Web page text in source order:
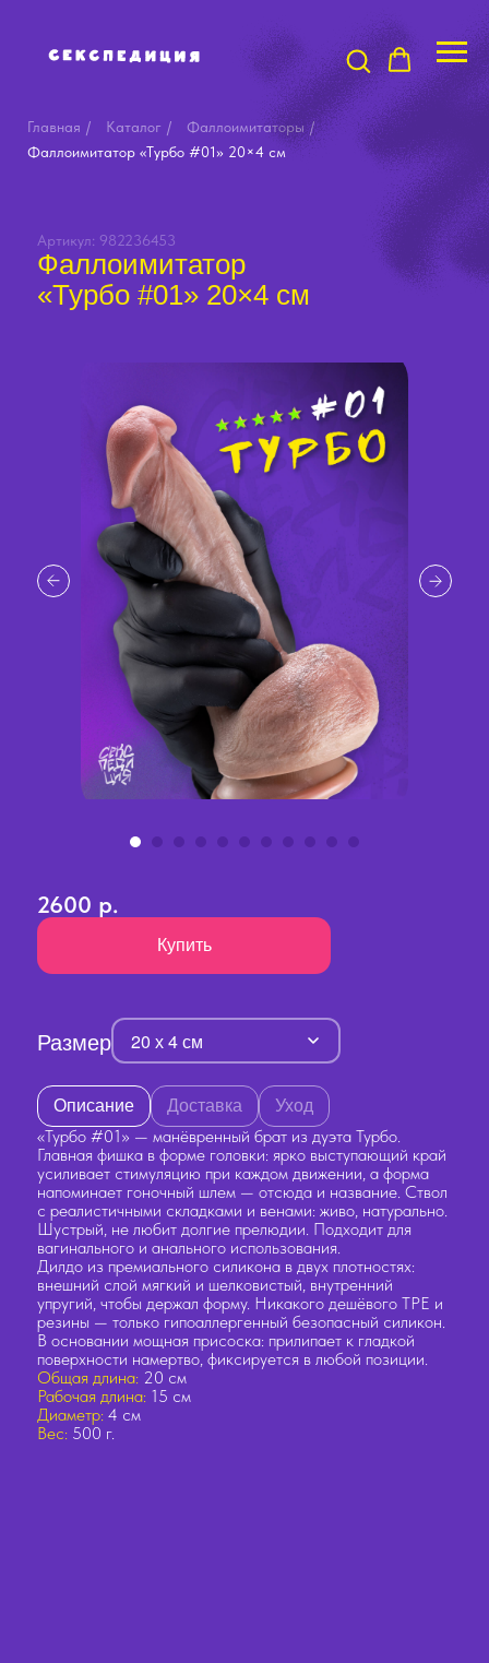
Главная / Каталог / Фаллоимитаторы /
Фаллоимитатор «Турбо #01» 20×4 см
2600 р.
Купить
Описание Доставка Уход
«Турбо #01» — манёвренный брат из дуэта Турбо.
Главная фишка в форме головки: ярко выступающий край
усиливает стимуляцию при каждом движении, а форма
напоминает гоночный шлем — отсюда и название. Ствол
с реалистичными складками и венами: живо, натурально.
Шустрый, не любит долгие прелюдии. Подходит для
вагинального и анального использования.
Дилдо из премиального силикона в двух плотностях:
внешний слой мягкий и шелковистый, внутренний
упругий, чтобы держал форму. Никакого дешёвого TPE и
резины — только гипоаллергенный безопасный силикон.
В основании мощная присоска: прилипает к гладкой
поверхности намертво, фиксируется в любой позиции.
Общая длина: 20 см
Рабочая длина: 15 см
Диаметр: 4 см
Вес: 500 г.
Артикул: 982236453
Фаллоимитатор
«Турбо #01» 20×4 см
Размер 20 х 4 см